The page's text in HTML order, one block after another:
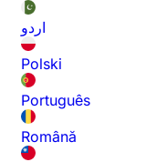
اردو
Polski
Português
Română